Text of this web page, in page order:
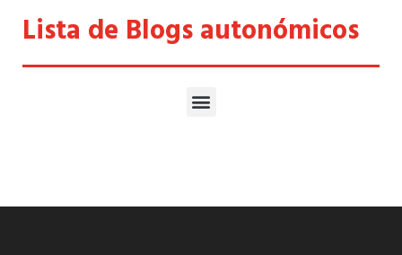
Lista de Blogs autonómicos